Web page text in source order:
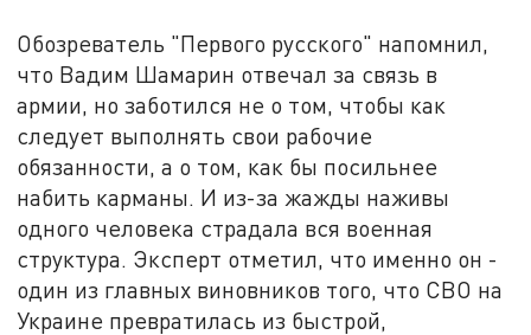
Обозреватель "Первого русского" напомнил,
что Вадим Шамарин отвечал за связь в
армии, но заботился не о том, чтобы как
следует выполнять свои рабочие
обязанности, а о том, как бы посильнее
набить карманы. И из-за жажды наживы
одного человека страдала вся военная
структура. Эксперт отметил, что именно он -
один из главных виновников того, что СВО на
Украине превратилась из быстрой,